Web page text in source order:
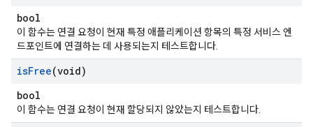
bool
이 함수는 연결 요청이 현재 특정 애플리케이션 항목의 특정 서비스 엔
드포인트에 연결하는 데 사용되는지 테스트합니다.
isFree(void)
bool
이 함수는 연결 요청이 현재 할당되지 않았는지 테스트합니다.